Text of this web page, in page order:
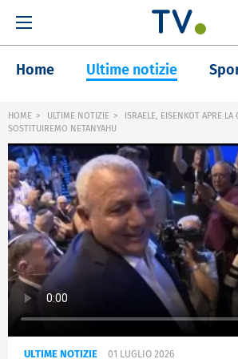
Home Ultime notizie
HOME ULTIME NOTIZIE
ISRAELE, EISENKOT APRE LA
SOSTITUIREMO NETANYAHU
ULTIME NOTIZIE 01 LUGLIO 2026